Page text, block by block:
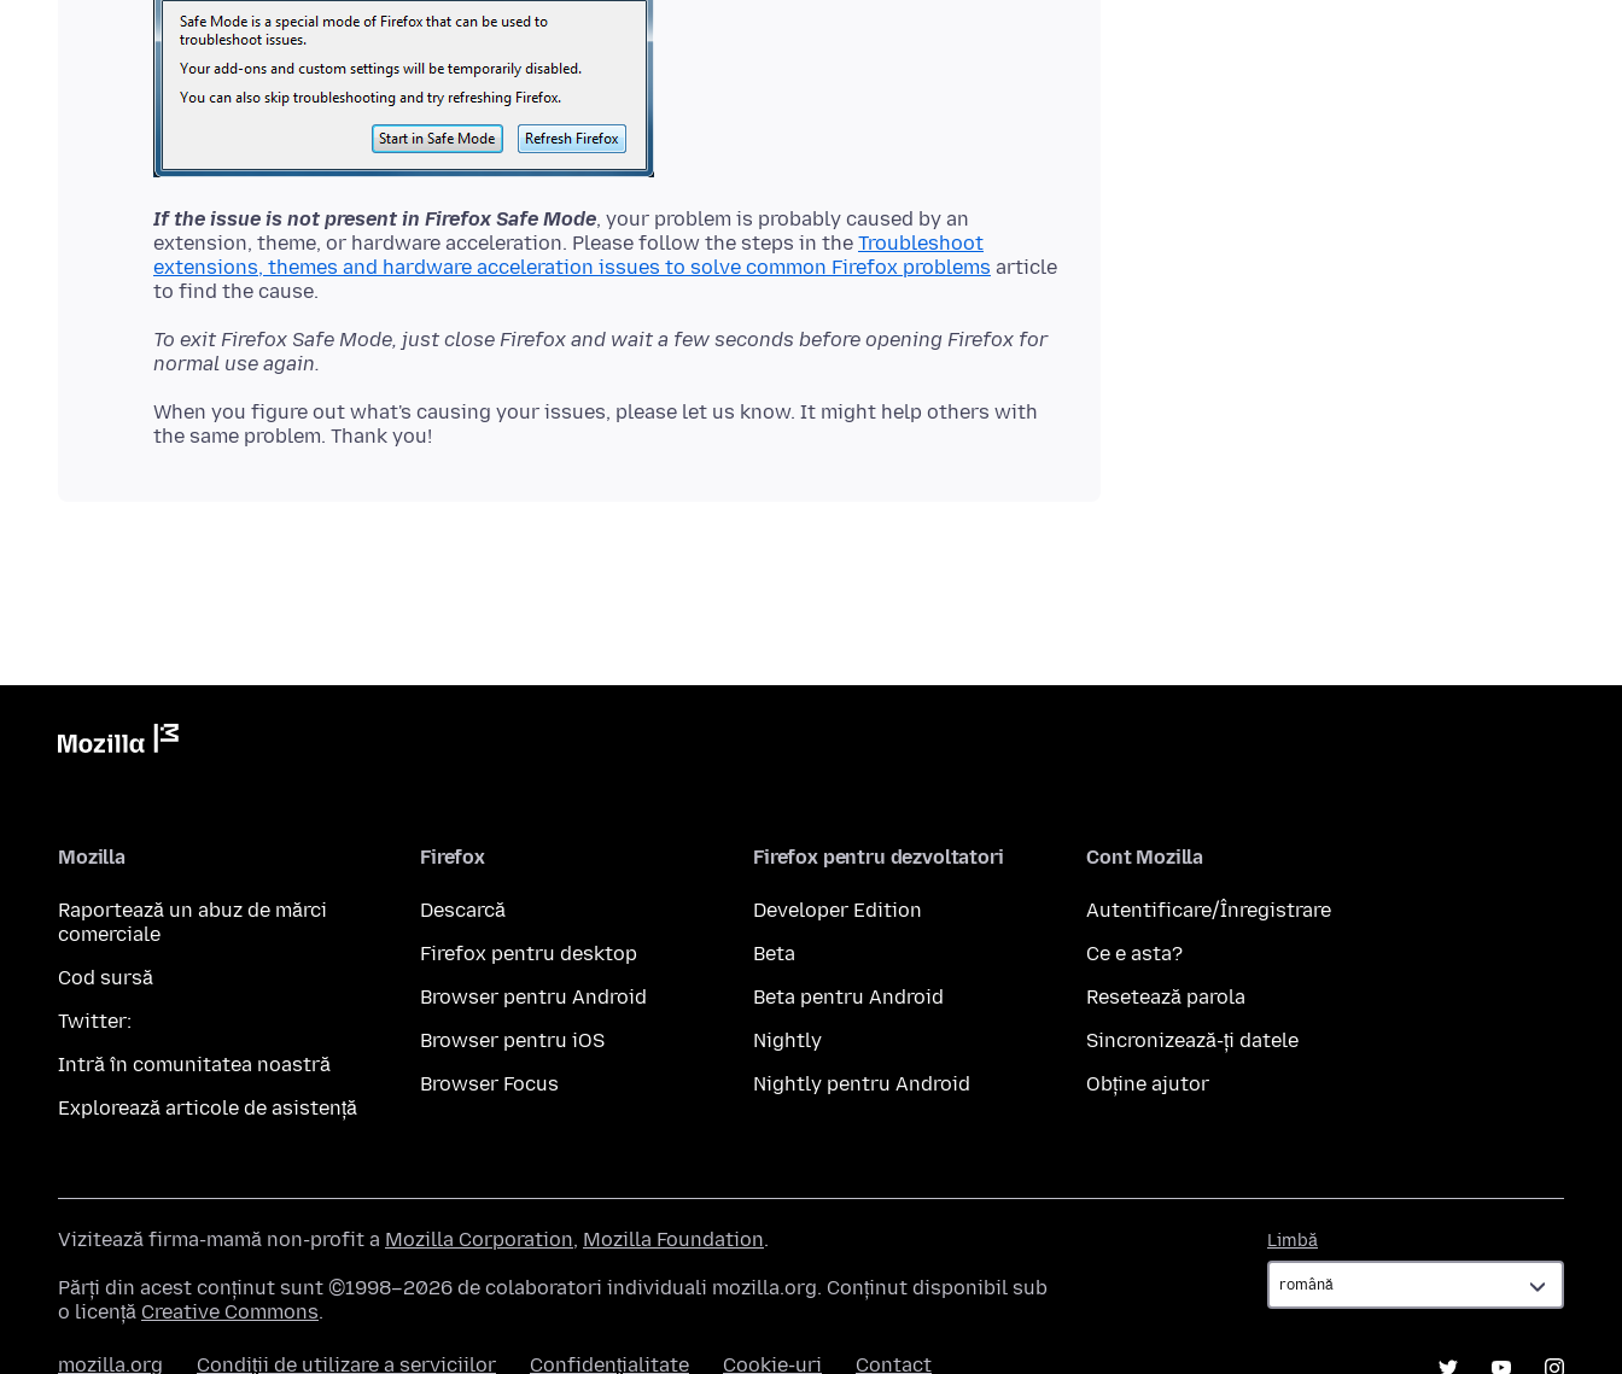
If the issue is not present in Firefox Safe Mode, your problem is probably caused by an
extension, theme, or hardware acceleration. Please follow the steps in the Troubleshoot
extensions, themes and hardware acceleration issues to solve common Firefox problems article
To exit Firefox Safe Mode, just close Firefox and wait a few seconds before opening Firefox for
normal use again.
When you figure out what's causing your issues, please let us know. It might help others with
Mozilla
Raportează un abuz de mărci
comerciale
Cod sursă
Twitter:
Intră în comunitatea noastră
Explorează articole de asistență
Firefox
Descarcă
Firefox pentru desktop
Browser pentru Android
Browser pentru iOS
Browser Focus
Firefox pentru dezvoltatori
Developer Edition
Beta
Beta pentru Android
Nightly
Nightly pentru Android
Cont Mozilla
Autentificare/Înregistrare
Ce e asta?
Resetează parola
Sincronizează-ți datele
Obține ajutor
Limbă
Vizitează firma-mamă non-profit a Mozilla Corporation, Mozilla Foundation.
Părți din acest conținut sunt ©1998–2026 de colaboratori individuali mozilla.org. Conținut disponibil sub
o licență Creative Commons.
mozilla.org Condiții de utilizare a serviciilor Confidențialitate Cookie-uri Contact